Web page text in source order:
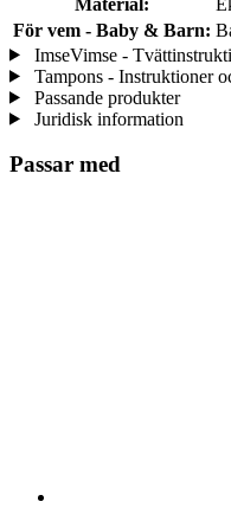
För vem - Baby & Barn:
ImseVimse -
Tampons - Instruktioner
Passande produkter
Juridisk information
Passar med